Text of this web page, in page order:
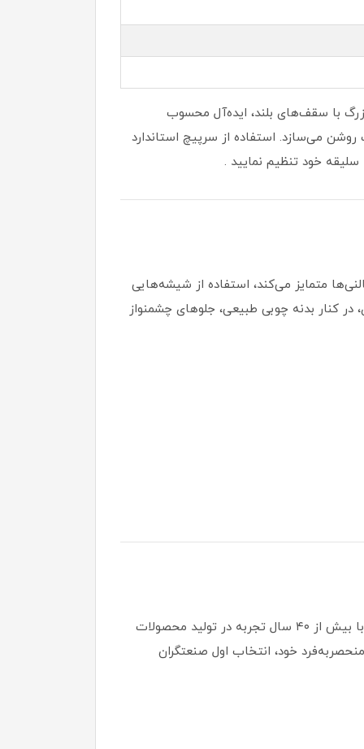
بزرگ با سقف‌های بلند، ایده‌آل محسوب
روشن می‌سازد. استفاده از سرپیچ استاندارد
متمایز می‌کند، استفاده از شیشه‌هایی
کنار بدنه چوبی طبیعی، جلوهای چشمنواز
یکی از مهم‌ترین مزیت‌های کنارسالنی روکو، استفاده از چوب روسی طبیعی و باکیفیت در ساخت آن است . برند دارکار با بیش از ۴۰ سال تجربه در تولید محصولات
خود، انتخاب اول صنعتگران